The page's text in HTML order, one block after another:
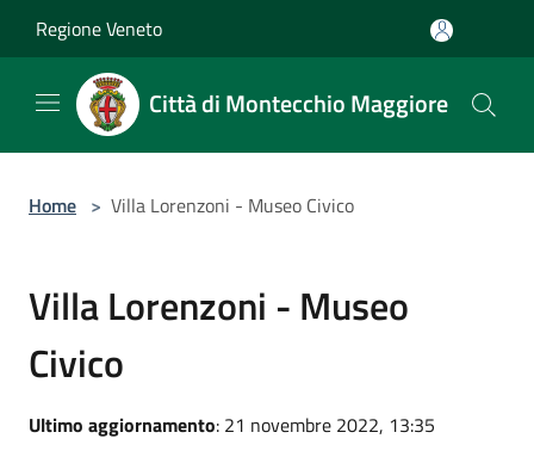
Regione Veneto
Città di Montecchio Maggiore
Home > Villa Lorenzoni - Museo Civico
Villa Lorenzoni - Museo
Civico
Ultimo aggiornamento: 21 novembre 2022, 13:35